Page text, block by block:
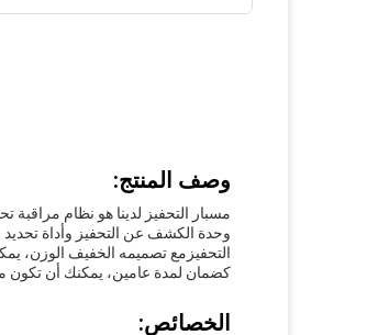
وصف المنتج:
مسبار التحفيز لدينا هو نظام
وحدة الكشف عن التحفيز وأداة تحديد
التحفيزمع تصميمه الخفيف الوزن،
كضمان لمدة عامين، يمكنك أن تكون
الخصائص: